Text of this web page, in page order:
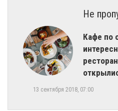
Не
Кафе по
13 сентября 2018, 07:00